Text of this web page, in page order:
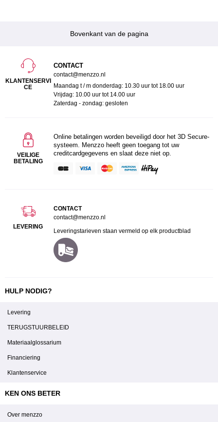
Bovenkant van de pagina
KLANTENSERVI
CE
CONTACT
contact@menzzo.nl
Maandag t / m donderdag: 10.30 uur tot 18.00 uur
Vrijdag: 10.00 uur tot 14.00 uur
Zaterdag - zondag: gesloten
VEILIGE
BETALING
Online betalingen worden beveiligd door het 3D Secure-
systeem. Menzzo heeft geen toegang tot uw
creditcardgegevens en slaat deze niet op.
LEVERING
CONTACT
contact@menzzo.nl
Leveringstarieven staan vermeld op elk productblad
HULP NODIG?
Levering
TERUGSTUURBELEID
Materiaalglossarium
Financiering
Klantenservice
KEN ONS BETER
Over menzzo